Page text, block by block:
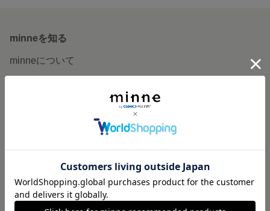
minneを知る
minneについて
作品販売について